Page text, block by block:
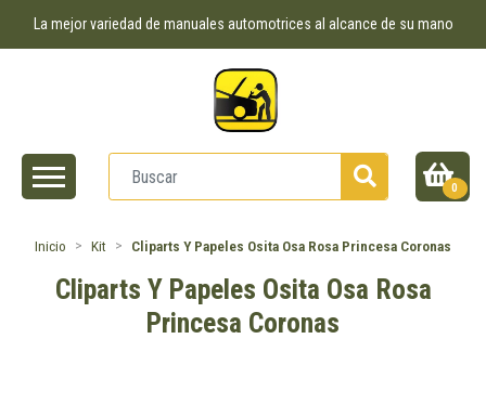
La mejor variedad de manuales automotrices al alcance de su mano
0
Inicio Kit Cliparts Y Papeles Osita Osa Rosa Princesa Coronas
Cliparts Y Papeles Osita Osa Rosa
Princesa Coronas